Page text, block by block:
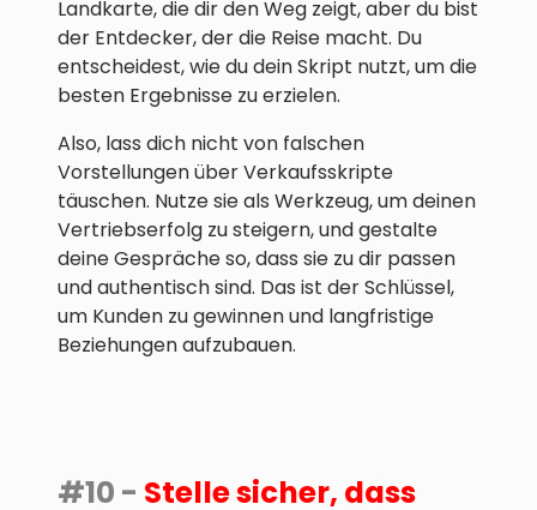
Landkarte, die dir den Weg zeigt, aber du bist
der Entdecker, der die Reise macht. Du
entscheidest, wie du dein Skript nutzt, um die
besten Ergebnisse zu erzielen.
Also, lass dich nicht von falschen
Vorstellungen über Verkaufsskripte
täuschen. Nutze sie als Werkzeug, um deinen
Vertriebserfolg zu steigern, und gestalte
deine Gespräche so, dass sie zu dir passen
und authentisch sind. Das ist der Schlüssel,
um Kunden zu gewinnen und langfristige
Beziehungen aufzubauen.
#10 - Stelle sicher, dass